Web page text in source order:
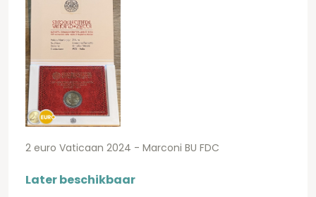
2 euro Vaticaan 2024 - Marconi BU FDC
Later beschikbaar